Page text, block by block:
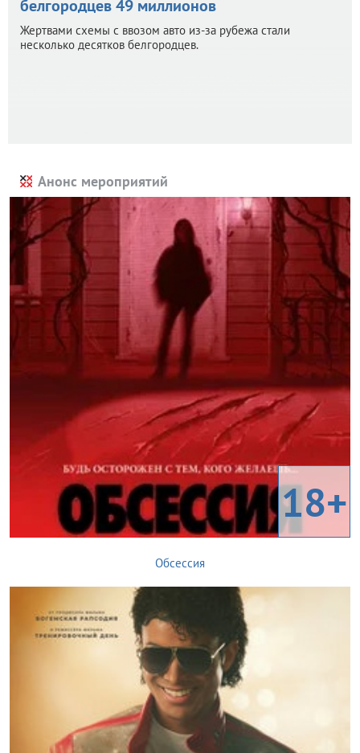
белгородцев 49 миллионов
Жертвами схемы с ввозом авто из-за рубежа стали
несколько десятков белгородцев.
Анонс мероприятий
18+
Обсессия